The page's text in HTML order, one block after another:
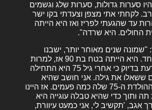
סערות גדולות, סערות שלג וגשמים
לקחתי אתי מצפן וצעדתי בקו ישר
עד שהגעתי לפריז ואז היא הייתה
החולים. היא שרדה".
"שמונה שנים מאוחר יותר, ישבנו
לשתות תה ביחד. היא הייתה בטח בת 90 אז, למרות
שאי אפשר לדעת בדיוק כי אחרי גיל 75 היא התחילה
ששאלו את גילה. אני חושב שהיא
חגגה את יום ההולדת ה-75 שלה כמה פעמים. אז היינו
ותוך כדי שהיא טבלה עוגייה היא
אגב, 'תקשיב לי, אני כמעט עיוורת,